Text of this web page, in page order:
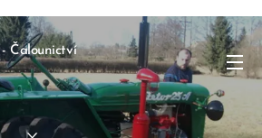
Čalounictví